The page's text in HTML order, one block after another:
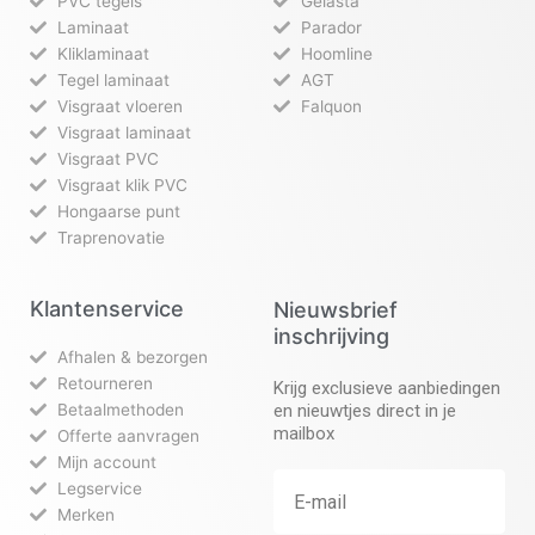
Laminaat
Kliklaminaat
Tegel laminaat
Visgraat vloeren
Visgraat laminaat
Visgraat PVC
Visgraat klik PVC
Hongaarse punt
Traprenovatie
Parador
Hoomline
AGT
Falquon
Klantenservice
Afhalen & bezorgen
Retourneren
Betaalmethoden
Offerte aanvragen
Mijn account
Legservice
Merken
Nieuwsbrief
inschrijving
Krijg exclusieve aanbiedingen
en nieuwtjes direct in je
mailbox